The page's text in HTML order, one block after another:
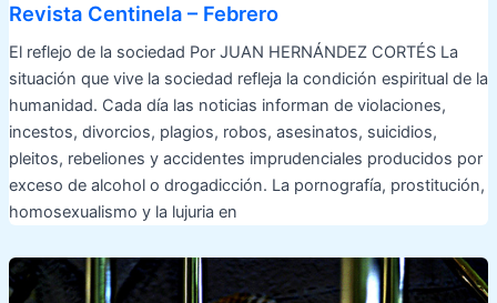
Revista Centinela – Febrero
El reflejo de la sociedad Por JUAN HERNÁNDEZ CORTÉS La
situación que vive la sociedad refleja la condición espiritual de la
humanidad. Cada día las noticias informan de violaciones,
incestos, divorcios, plagios, robos, asesinatos, suicidios,
pleitos, rebeliones y accidentes imprudenciales producidos por
exceso de alcohol o drogadicción. La pornografía, prostitución,
homosexualismo y la lujuria en